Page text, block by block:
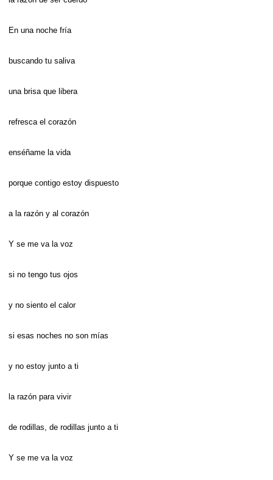
En una noche fría
buscando tu saliva
una brisa que libera
refresca el corazón
enséñame la vida
porque contigo estoy dispuesto
a la razón y al corazón
Y se me va la voz
si no tengo tus ojos
y no siento el calor
si esas noches no son mías
y no estoy junto a ti
la razón para vivir
de rodillas, de rodillas junto a ti
Y se me va la voz